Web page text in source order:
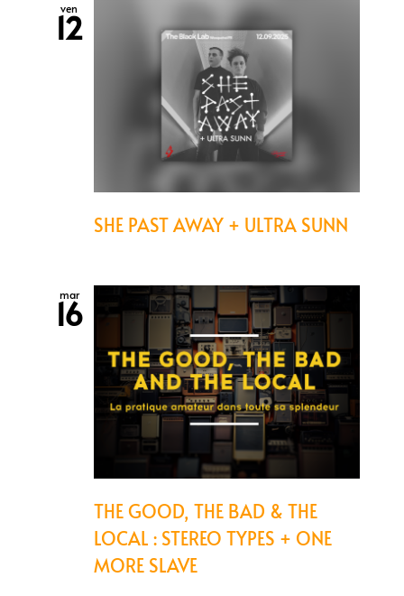
ven
12
SHE PAST AWAY + ULTRA SUNN
mar
16
THE GOOD, THE BAD & THE
LOCAL : STEREO TYPES + ONE
MORE SLAVE